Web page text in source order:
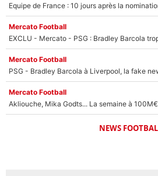
Mercato Football
EXCLU - Mercato - PSG : Bradley Barcola
Mercato Football
PSG - Bradley Barcola à Liverpool, la fake
Mercato Football
NEWS